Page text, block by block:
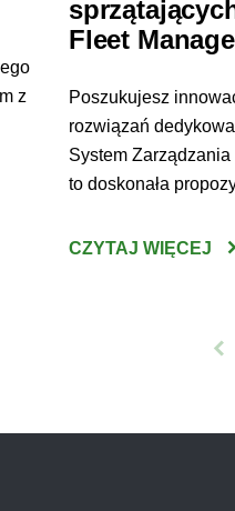
z
Fleet
Poszukujesz
rozwiązań
System
to doskonała
zarządzania flotą
posiadania i
CZYTAJ WIĘCEJ